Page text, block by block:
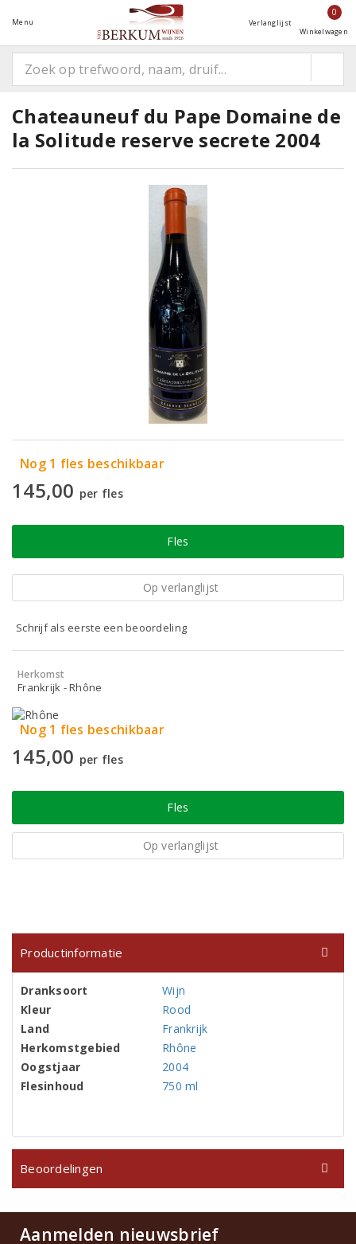
Menu Verlanglijst
0
Winkelwagen
Chateauneuf du Pape Domaine de
la Solitude reserve secrete 2004
Nog 1 fles beschikbaar
145,00 per fles
Fles
Op verlanglijst
Schrijf als eerste een beoordeling
Herkomst
Frankrijk - Rhône
Nog 1 fles beschikbaar
145,00 per fles
Fles
Op verlanglijst
Productinformatie
Dranksoort
Wijn
Kleur
Rood
Land
Frankrijk
Herkomstgebied
Rhône
Oogstjaar
2004
Flesinhoud
750 ml
Beoordelingen
Aanmelden nieuwsbrief